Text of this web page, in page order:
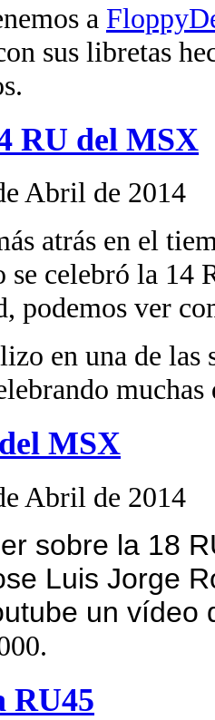
a
sus libretas
RU del MSX
Abril de 2014
atrás en el
se celebró la 14
podemos ver
en una de las
muchas
MSX
Abril de 2014
sobre la 18
Luis Jorge
un
RU45